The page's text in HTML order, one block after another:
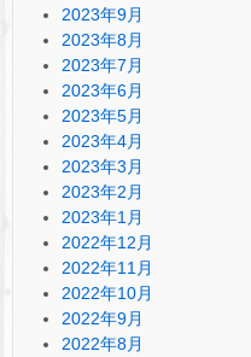
2023年9月
2023年8月
2023年7月
2023年6月
2023年5月
2023年4月
2023年3月
2023年2月
2023年1月
2022年12月
2022年11月
2022年10月
2022年9月
2022年8月